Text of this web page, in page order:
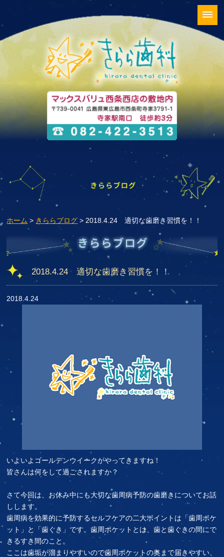
ホーム > きららブログ > 2018.4.24 適切な歯磨き習慣を！！
2018.4.24 適切な歯磨き習慣を！！
2018.4.24
いよいよゴールデンウイークがやってきますね！
皆さんは何をして過ごされますか？
さて今回は、お休み中にも大切な歯周病予防の歯磨きについてお話
しします。
歯周病を効果的に予防するセルフケアの二大ポイントは「歯周ポケ
ット」と「歯ぐき」です。歯周ポケットとは、歯と歯ぐきの間にで
きるすき間のこと。
ここは歯垢が溜まりやすいので歯周ポケットの奥まで届きやすい、